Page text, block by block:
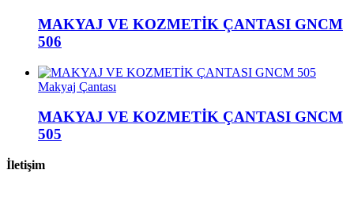
MAKYAJ VE KOZMETİK ÇANTASI GNCM
506
Makyaj Çantası
MAKYAJ VE KOZMETİK ÇANTASI GNCM
505
İletişim